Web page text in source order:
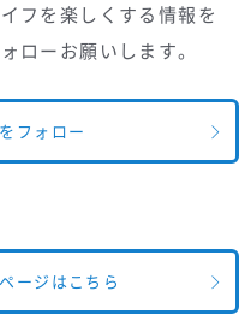
フを楽しくする情報を
ローお願いします。
フォロー
ージはこちら